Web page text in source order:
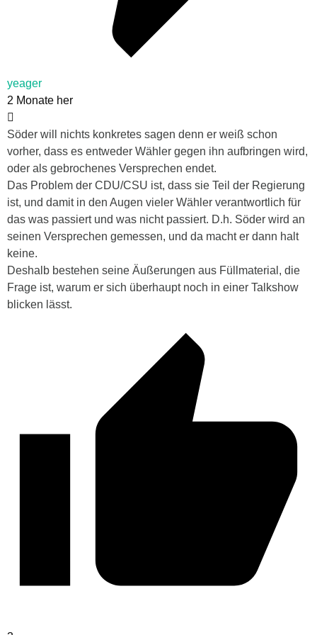
yeager
2 Monate her
Söder will nichts konkretes sagen denn er weiß schon
vorher, dass es entweder Wähler gegen ihn aufbringen wird,
oder als gebrochenes Versprechen endet.
Das Problem der CDU/CSU ist, dass sie Teil der Regierung
ist, und damit in den Augen vieler Wähler verantwortlich für
das was passiert und was nicht passiert. D.h. Söder wird an
seinen Versprechen gemessen, und da macht er dann halt
keine.
Deshalb bestehen seine Äußerungen aus Füllmaterial, die
Frage ist, warum er sich überhaupt noch in einer Talkshow
blicken lässt.